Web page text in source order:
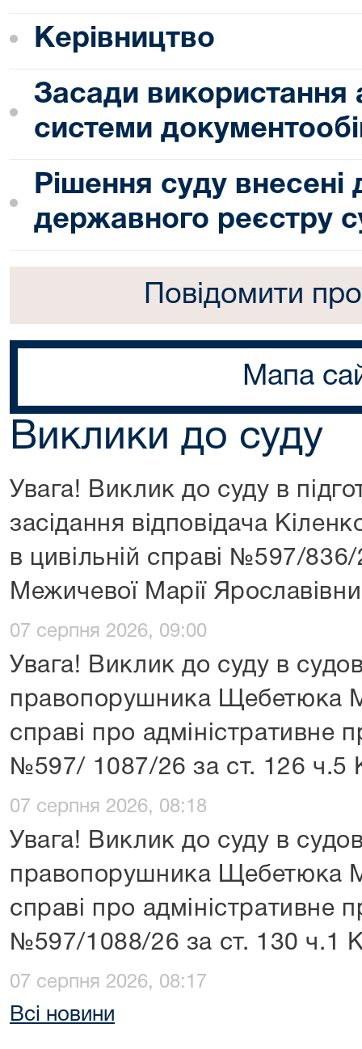
Керівництво
Засади використання
системи
Рішення суду
державного реєстру
Повідомити
Мапа
Виклики до суду
Увага! Виклик до суду в
засідання відповідача
в цивільній справі №597/
Межичевої Марії Ярославівни
07 серпня 2026, 09:00
Увага! Виклик до суду в
правопорушника Щебетюка
справі про адміністративне
№597/ 1087/26 за ст. 126 ч.5
07 серпня 2026, 08:18
Увага! Виклик до суду в
правопорушника Щебетюка
справі про адміністративне
№597/1088/26 за ст. 130 ч.1
07 серпня 2026, 08:17
Всі новини